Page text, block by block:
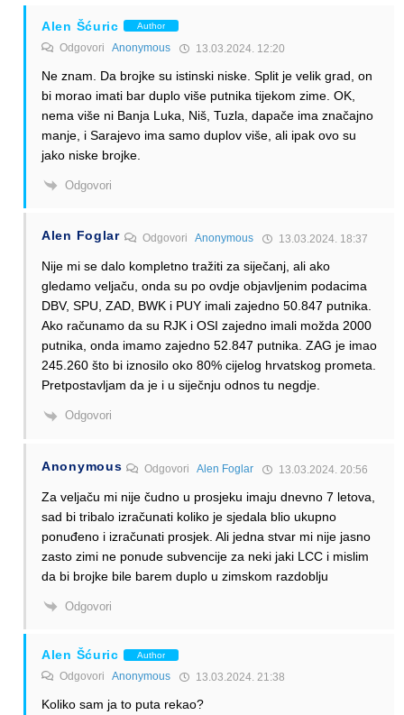
Alen Šćuric Author
Odgovori Anonymous 13.03.2024. 12:20
Ne znam. Da brojke su istinski niske. Split je velik grad, on
bi morao imati bar duplo više putnika tijekom zime. OK,
nema više ni Banja Luka, Niš, Tuzla, dapače ima značajno
manje, i Sarajevo ima samo duplov više, ali ipak ovo su
jako niske brojke.
Odgovori
Alen Foglar Odgovori Anonymous 13.03.2024. 18:37
Nije mi se dalo kompletno tražiti za siječanj, ali ako
gledamo veljaču, onda su po ovdje objavljenim podacima
DBV, SPU, ZAD, BWK i PUY imali zajedno 50.847 putnika.
Ako računamo da su RJK i OSI zajedno imali možda 2000
putnika, onda imamo zajedno 52.847 putnika. ZAG je imao
245.260 što bi iznosilo oko 80% cijelog hrvatskog prometa.
Pretpostavljam da je i u siječnju odnos tu negdje.
Odgovori
Anonymous OdgovoriAlen Foglar 13.03.2024. 20:56
Za veljaču mi nije čudno u prosjeku imaju dnevno 7 letova,
sad bi tribalo izračunati koliko je sjedala blio ukupno
ponuđeno i izračunati prosjek. Ali jedna stvar mi nije jasno
zasto zimi ne ponude subvencije za neki jaki LCC i mislim
da bi brojke bile barem duplo u zimskom razdoblju
Odgovori
Alen Šćuric Author
Odgovori Anonymous 13.03.2024. 21:38
Koliko sam ja to puta rekao?